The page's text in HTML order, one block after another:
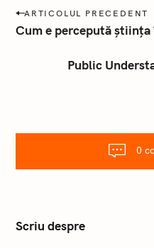
P
o
s
g
r
ARTICOLUL PRECEDENT
Cum e percepută știința
Public
0
Scriu despre